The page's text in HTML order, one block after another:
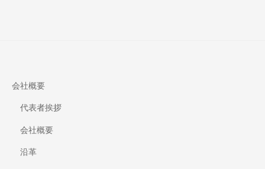
会社概要
代表者挨拶
会社概要
沿革